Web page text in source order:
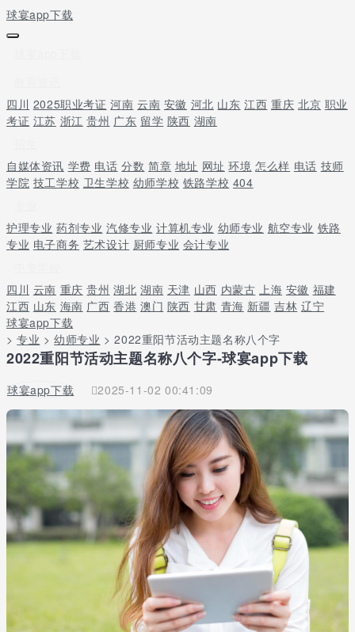
球宴app下载
四川 2025职业考证 河南 云南 安徽 河北 山东 江西 重庆 北京 职业
考证 江苏 浙江 贵州 广东 留学 陕西 湖南
自媒体资讯 学费 电话 分数 简章 地址 网址 环境 怎么样 电话 技师
学院 技工学校 卫生学校 幼师学校 铁路学校 404
护理专业 药剂专业 汽修专业 计算机专业 幼师专业 航空专业 铁路
专业 电子商务 艺术设计 厨师专业 会计专业
四川 云南 重庆 贵州 湖北 湖南 天津 山西 内蒙古 上海 安徽 福建
江西 山东 海南 广西 香港 澳门 陕西 甘肃 青海 新疆 吉林 辽宁
球宴app下载
>专业 >幼师专业 > 2022重阳节活动主题名称八个字
2022重阳节活动主题名称八个字-球宴app下载
球宴app下载 2025-11-02 00:41:09